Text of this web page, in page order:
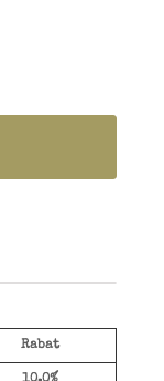
Rabat